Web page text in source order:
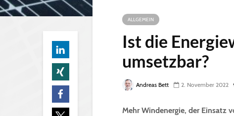
ALLGEMEIN
Ist die
umsetzbar?
Andreas Bett 2. November 2022
Mehr Windenergie, der Einsatz